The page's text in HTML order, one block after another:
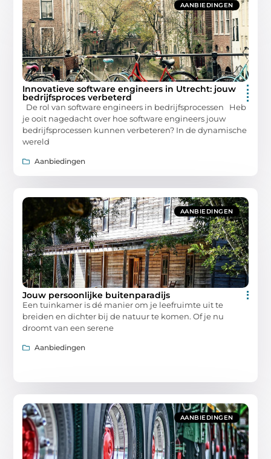
AANBIEDINGEN
Innovatieve software engineers in Utrecht: jouw
bedrijfsproces verbeterd
De rol van software engineers in bedrijfsprocessen Heb
je ooit nagedacht over hoe software engineers jouw
bedrijfsprocessen kunnen verbeteren? In de dynamische
wereld
Aanbiedingen
AANBIEDINGEN
Jouw persoonlijke buitenparadijs
Een tuinkamer is dé manier om je leefruimte uit te
breiden en dichter bij de natuur te komen. Of je nu
droomt van een serene
Aanbiedingen
AANBIEDINGEN